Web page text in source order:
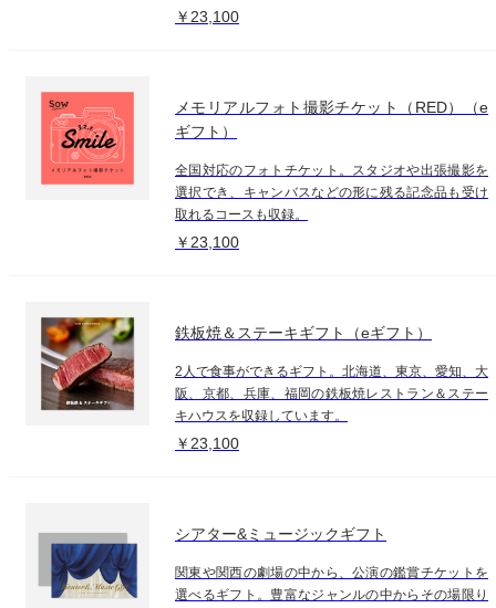
￥23,100
メモリアルフォト撮影チケット（RED）（e
ギフト）
全国対応のフォトチケット。スタジオや出張撮影を
選択でき、キャンバスなどの形に残る記念品も受け
取れるコースも収録。
￥23,100
鉄板焼＆ステーキギフト（eギフト）
2人で食事ができるギフト。北海道、東京、愛知、大
阪、京都、兵庫、福岡の鉄板焼レストラン＆ステー
キハウスを収録しています。
￥23,100
シアター&ミュージックギフト
関東や関西の劇場の中から、公演の鑑賞チケットを
選べるギフト。豊富なジャンルの中からその場限り